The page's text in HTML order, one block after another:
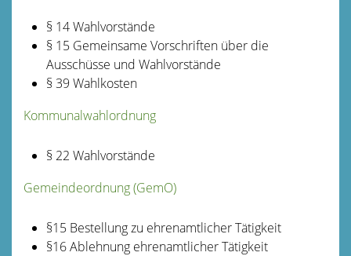
§ 14 Wahlvorstände
§ 15 Gemeinsame Vorschriften über die
Ausschüsse und Wahlvorstände
§ 39 Wahlkosten
Kommunalwahlordnung
§ 22 Wahlvorstände
Gemeindeordnung (GemO)
§15 Bestellung zu ehrenamtlicher Tätigkeit
§16 Ablehnung ehrenamtlicher Tätigkeit